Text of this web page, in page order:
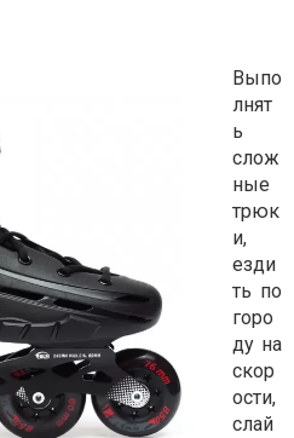
Выпо
лнят
ь
слож
ные
трюк
и,
езди
ть по
горо
ду на
скор
ости,
слай